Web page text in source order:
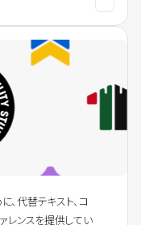
、代替テキスト、コ
レンスを提供してい